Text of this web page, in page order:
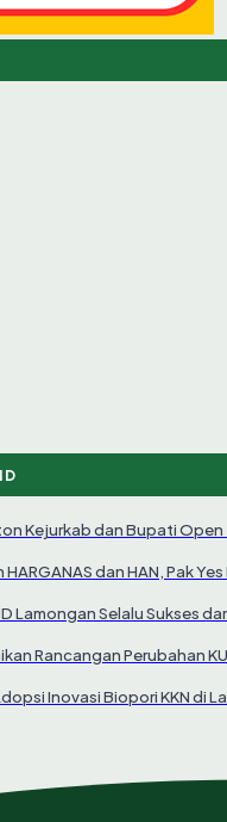
Kejurkab dan Bupati
dan HAN, Pak
Lamongan Selalu Sukses
Rancangan Perubahan
Inovasi Biopori KKN di